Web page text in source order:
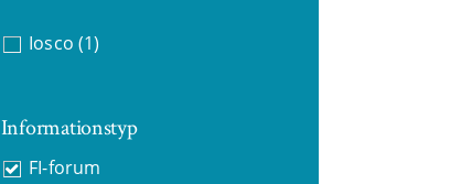
Iosco (1)
Informationstyp
FI-forum